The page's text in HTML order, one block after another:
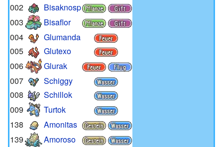
002
Bisaknosp
003
Bisaflor
004
Glumanda
005
Glutexo
006
Glurak
007
Schiggy
008
Schillok
009
Turtok
138
Amonitas
139
Amoroso